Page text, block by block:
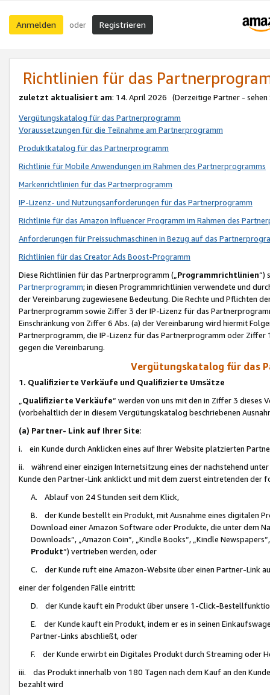
Anmelden oder Registrieren
Richtlinien für das
zuletzt aktualisiert am: 14. April 2026 (Derzeitige Partner - sehen
Vergütungskatalog für das Partnerprogramm
Voraussetzungen für die Teilnahme am Partnerprogramm
Produktkatalog für das Partnerprogramm
Richtlinie für Mobile Anwendungen im Rahmen des Partnerprogramms
Markenrichtlinien für das Partnerprogramm
IP-Lizenz- und Nutzungsanforderungen für das Partnerprogramm
Richtlinie für das Amazon Influencer Programm im Rahmen des
Anforderungen für Preissuchmaschinen in Bezug auf das
Richtlinien für das Creator Ads Boost-Programm
Diese Richtlinien für das Partnerprogramm („Programmrichtlinien“)
Partnerprogramm; in diesen Programmrichtlinien verwendete und
der Vereinbarung zugewiesene Bedeutung. Die Rechte und Pflichten
Partnerprogramm sowie Ziffer 3 der IP-Lizenz für das
Einschränkung von Ziffer 6 Abs. (a) der Vereinbarung wird hiermit
Partnerprogramm, die IP-Lizenz für das Partnerprogramm oder
gegen die Vereinbarung.
Vergütungskatalog für das
1. Qualifizierte Verkäufe und Qualifizierte Umsätze
Qualifizierte Verkäufe“ werden von uns mit den in Ziffer 3
(vorbehaltlich der in diesem Vergütungskatalog beschriebenen
(a) Partner- Link auf Ihrer Site:
i. ein Kunde durch Anklicken eines auf Ihrer Website platzierten
ii. während einer einzigen Internetsitzung eines der nachstehend
Kunde den Partner-Link anklickt und mit dem zuerst eintretenden der
A. Ablauf von 24 Stunden seit dem Klick,
B. der Kunde bestellt ein Produkt, mit Ausnahme eines digitalen
Download einer Amazon Software oder Produkte, die unter dem
Downloads“, „Amazon Coin“, „Kindle Books“, „Kindle
Produkt“) vertrieben werden, oder
C. der Kunde ruft eine Amazon-Website über einen Partner-Link
einer der folgenden Fälle eintritt:
D. der Kunde kauft ein Produkt über unsere 1-Click-
E. der Kunde kauft ein Produkt, indem er es in seinen
Partner-Links abschließt, oder
F. der Kunde erwirbt ein Digitales Produkt durch Streaming oder
iii. das Produkt innerhalb von 180 Tagen nach dem Kauf an den
bezahlt wird